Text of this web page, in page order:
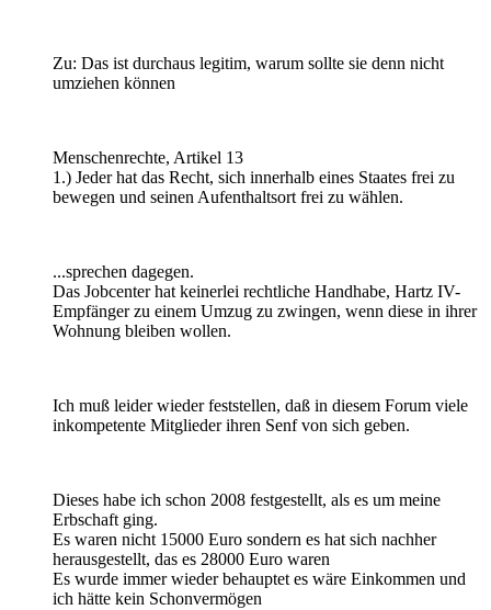
Zu: Das ist durchaus legitim, warum sollte sie denn nicht
umziehen können
Menschenrechte, Artikel 13
1.) Jeder hat das Recht, sich innerhalb eines Staates frei zu
bewegen und seinen Aufenthaltsort frei zu wählen.
...sprechen dagegen.
Das Jobcenter hat keinerlei rechtliche Handhabe, Hartz IV-
Empfänger zu einem Umzug zu zwingen, wenn diese in ihrer
Wohnung bleiben wollen.
Ich muß leider wieder feststellen, daß in diesem Forum viele
inkompetente Mitglieder ihren Senf von sich geben.
Dieses habe ich schon 2008 festgestellt, als es um meine
Erbschaft ging.
Es waren nicht 15000 Euro sondern es hat sich nachher
herausgestellt, das es 28000 Euro waren
Es wurde immer wieder behauptet es wäre Einkommen und
ich hätte kein Schonvermögen